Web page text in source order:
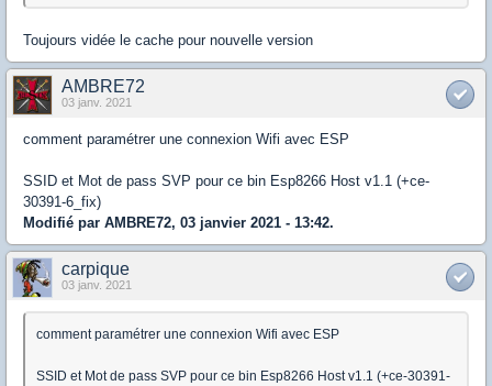
Toujours vidée le cache pour nouvelle version
AMBRE72
03 janv. 2021
comment paramétrer une connexion Wifi avec ESP
SSID et Mot de pass SVP pour ce bin Esp8266 Host v1.1 (+ce-
30391-6_fix)
Modifié par AMBRE72, 03 janvier 2021 - 13:42.
carpique
03 janv. 2021
comment paramétrer une connexion Wifi avec ESP
SSID et Mot de pass SVP pour ce bin Esp8266 Host v1.1 (+ce-30391-